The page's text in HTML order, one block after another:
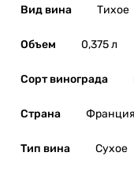
Вид вина Тихое
Объем 0,375 л
Сорт винограда
Страна Франция
Тип вина Сухое